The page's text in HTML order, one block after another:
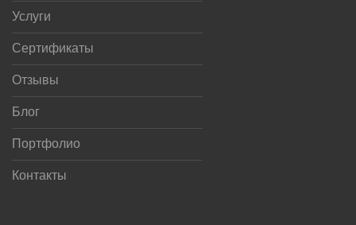
Услуги
Сертификаты
Отзывы
Блог
Портфолио
Контакты